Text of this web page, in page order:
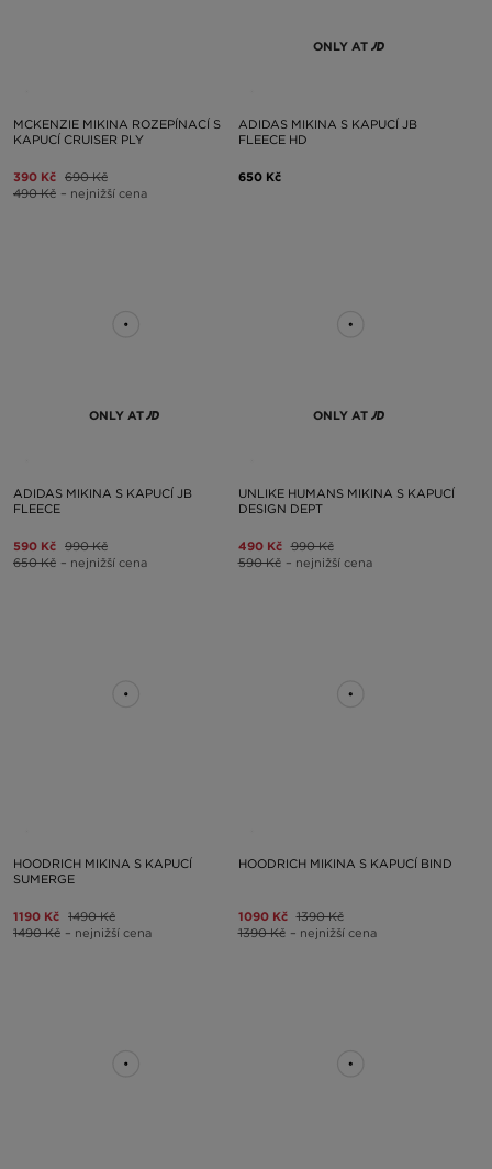
MCKENZIE MIKINA ROZEPÍNACÍ S
KAPUCÍ CRUISER PLY
390 Kč 690 Kč
490 Kč – nejnižší cena
ONLY AT
ADIDAS MIKINA S KAPUCÍ JB
FLEECE HD
650 Kč
ONLY AT
ADIDAS MIKINA S KAPUCÍ JB
FLEECE
590 Kč 990 Kč
650 Kč – nejnižší cena
ONLY AT
UNLIKE HUMANS MIKINA S KAPUCÍ
DESIGN DEPT
490 Kč 990 Kč
590 Kč – nejnižší cena
HOODRICH MIKINA S KAPUCÍ
SUMERGE
1190 Kč 1490 Kč
1490 Kč – nejnižší cena
HOODRICH MIKINA S KAPUCÍ BIND
1090 Kč 1390 Kč
1390 Kč – nejnižší cena